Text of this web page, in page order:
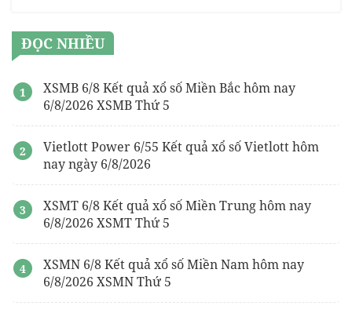
ĐỌC NHIỀU
XSMB 6/8 Kết quả xổ số Miền Bắc hôm nay
6/8/2026 XSMB Thứ 5
Vietlott Power 6/55 Kết quả xổ số Vietlott hôm
nay ngày 6/8/2026
XSMT 6/8 Kết quả xổ số Miền Trung hôm nay
6/8/2026 XSMT Thứ 5
XSMN 6/8 Kết quả xổ số Miền Nam hôm nay
6/8/2026 XSMN Thứ 5